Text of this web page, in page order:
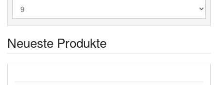
Neueste Produkte